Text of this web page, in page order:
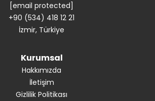
[email protected]
+90 (534) 418 12 21
İzmir, Türkiye
Kurumsal
Hakkımızda
İletişim
Gizlilik Politikası